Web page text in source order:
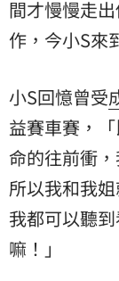
間才慢慢走
作，今小S來
小S回憶曾受
益賽車賽，
命的往前衝
所以我和我
我都可以聽
嘛！」